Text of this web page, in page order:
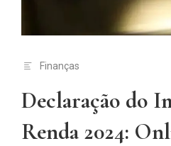
Finanças
Declaração do
Renda 2024: